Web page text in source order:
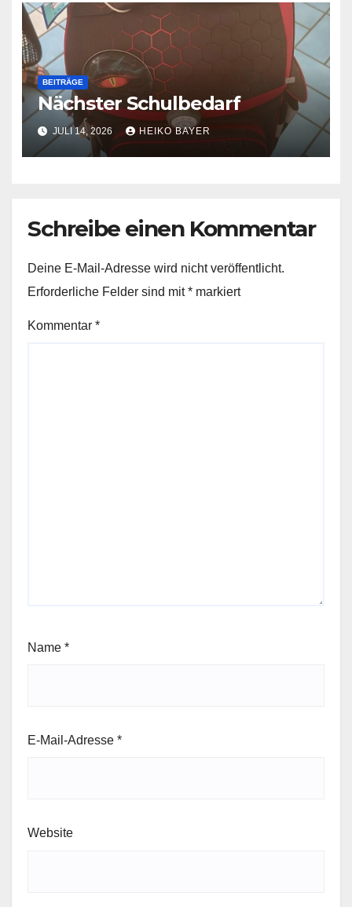
BEITRÄGE
Nächster Schulbedarf
JULI 14, 2026 HEIKO BAYER
Schreibe einen Kommentar
Deine E-Mail-Adresse wird nicht veröffentlicht.
Erforderliche Felder sind mit* markiert
Kommentar *
Name *
E-Mail-Adresse *
Website